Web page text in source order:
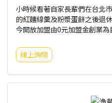
小時候看著自家長輩們在台北
的紅麵線羹及粉漿蛋餅之後退
今開放加盟由0元加盟金創業
線上詢問